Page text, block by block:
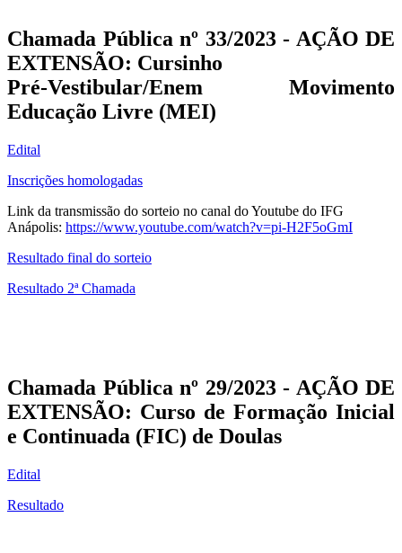
Chamada Pública nº 33/2023 - AÇÃO DE
EXTENSÃO: Cursinho
Pré-Vestibular/Enem Movimento
Educação Livre (MEI)
Edital
Inscrições homologadas
Link da transmissão do sorteio no canal do Youtube do IFG
Anápolis: https://www.youtube.com/watch?v=pi-H2F5oGmI
Resultado final do sorteio
Resultado 2ª Chamada
Chamada Pública nº 29/2023 - AÇÃO DE
EXTENSÃO: Curso de Formação Inicial
e Continuada (FIC) de Doulas
Edital
Resultado